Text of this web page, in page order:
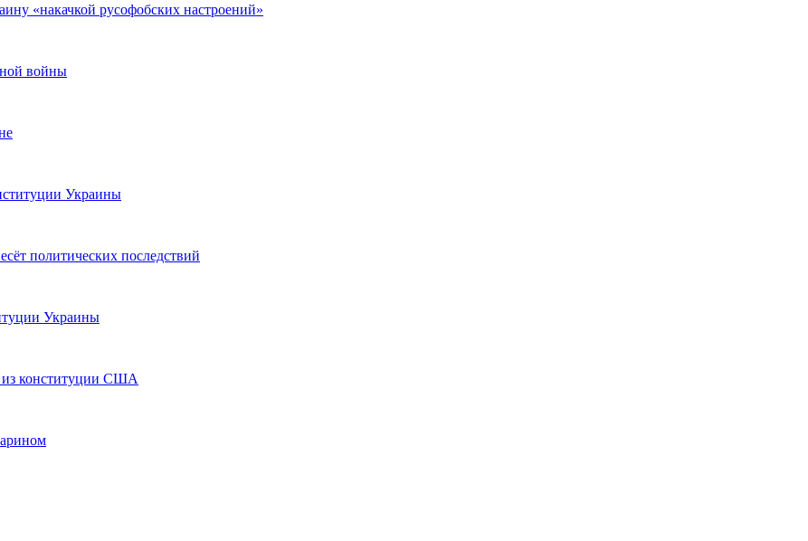
«накачкой русофобских настроений»
войны
Украины
политических последствий
Украины
из конституции США